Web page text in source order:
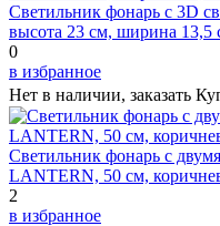
Светильник фонарь с 3D
высота 23 см, ширина 13,5
0
в избранное
Нет в наличии, заказать
Светильник фонарь с
LANTERN, 50 см,
2
в избранное